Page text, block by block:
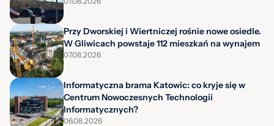
Przy Dworskiej i Wiertniczej rośnie nowe osiedle.
W Gliwicach powstaje 112 mieszkań na wynajem
07.08.2026
Informatyczna brama Katowic: co kryje się w
Centrum Nowoczesnych Technologii
Informatycznych?
06.08.2026